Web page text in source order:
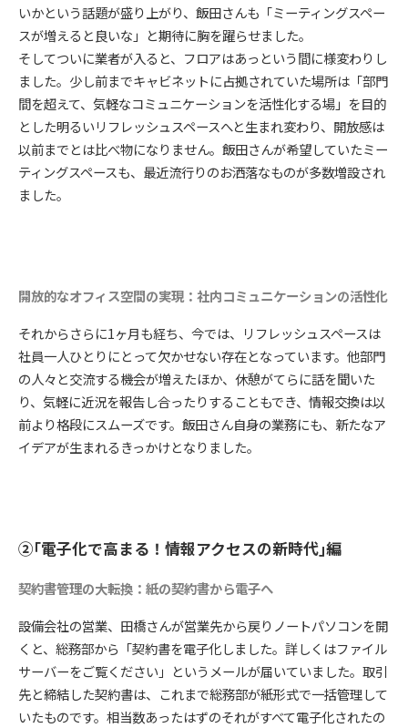
いかという話題が盛り上がり、飯田さんも「ミーティングスペー
スが増えると良いな」と期待に胸を躍らせました。
そしてついに業者が入ると、フロアはあっという間に様変わりし
ました。少し前までキャビネットに占拠されていた場所は「部門
間を超えて、気軽なコミュニケーションを活性化する場」を目的
とした明るいリフレッシュスペースへと生まれ変わり、開放感は
以前までとは比べ物になりません。飯田さんが希望していたミー
ティングスペースも、最近流行りのお洒落なものが多数増設され
ました。
開放的なオフィス空間の実現：社内コミュニケーションの活性化
それからさらに1ヶ月も経ち、今では、リフレッシュスペースは
社員一人ひとりにとって欠かせない存在となっています。他部門
の人々と交流する機会が増えたほか、休憩がてらに話を聞いた
り、気軽に近況を報告し合ったりすることもでき、情報交換は以
前より格段にスムーズです。飯田さん自身の業務にも、新たなア
イデアが生まれるきっかけとなりました。
②｢電子化で高まる！情報アクセスの新時代｣編
契約書管理の大転換：紙の契約書から電子へ
設備会社の営業、田橋さんが営業先から戻りノートパソコンを開
くと、総務部から「契約書を電子化しました。詳しくはファイル
サーバーをご覧ください」というメールが届いていました。取引
先と締結した契約書は、これまで総務部が紙形式で一括管理して
いたものです。相当数あったはずのそれがすべて電子化されたの